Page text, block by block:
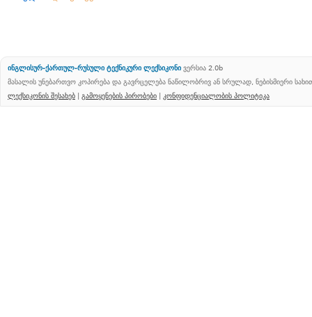
ინგლისურ-ქართულ-რუსული ტექნიკური ლექსიკონი ვერსია 2.0b
მასალის უნებართვო კოპირება და გავრცელება ნაწილობრივ ან სრულად, ნებისმიერი
ლექსიკონის შესახებ | გამოყენების პირობები | კონფიდენციალობის პოლიტიკა